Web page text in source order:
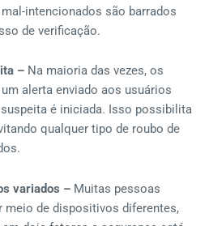
intencionados são barrados
de verificação.
– Na maioria das vezes, os
alerta enviado aos usuários
é iniciada. Isso possibilita
qualquer tipo de roubo de
variados – Muitas pessoas
meio de dispositivos diferentes,